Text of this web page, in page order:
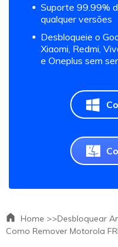
Suporte 99.99%
qualquer versões
Desbloqueie o
Xiaomi, Redmi,
e Oneplus sem
Home >>Desbloquear
Como Remover Motorola